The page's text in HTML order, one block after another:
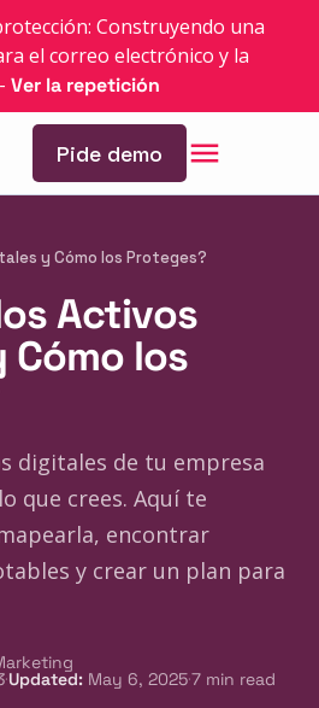
Construyendo una
el correo electrónico y la
- Ver la repetición
Pide demo
y Cómo los Proteges?
Activos
los
digitales de tu empresa
que crees. Aquí te
encontrar
y crear un plan para
·Updated: May 6, 2025·7 min read